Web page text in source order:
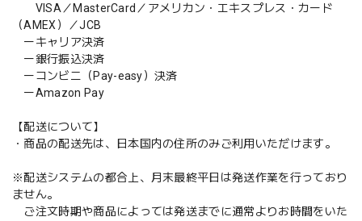
VISA／MasterCard／アメリカン・エキスプレス・カード
（AMEX）／JCB
ーキャリア決済
ー銀行振込決済
ーコンビニ（Pay-easy）決済
ーAmazon Pay
【配送について】
・商品の配送先は、日本国内の住所のみご利用いただけます。
※配送システムの都合上、月末最終平日は発送作業を行っており
ません。
ご注文時期や商品によっては発送までに通常よりお時間をいた